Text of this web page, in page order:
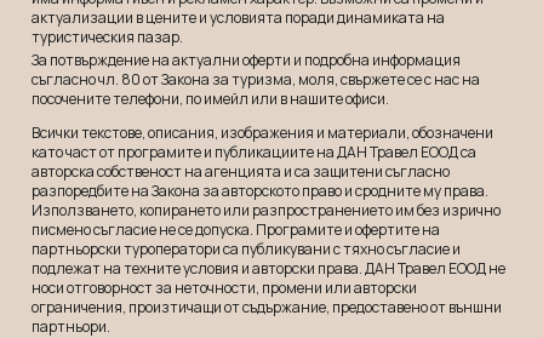
актуализации в цените и условията поради динамиката на
туристическия пазар.
За потвърждение на актуални оферти и подробна информация
съгласно чл. 80 от Закона за туризма, моля, свържете се с нас на
посочените телефони, по имейл или в нашите офиси.
Всички текстове, описания, изображения и материали, обозначени
като част от програмите и публикациите на ДАН Травел ЕООД са
авторска собственост на агенцията и са защитени съгласно
разпоредбите на Закона за авторското право и сродните му права.
Използването, копирането или разпространението им без изрично
писмено съгласие не се допуска. Програмите и офертите на
партньорски туроператори са публикувани с тяхно съгласие и
подлежат на техните условия и авторски права. ДАН Травел ЕООД не
носи отговорност за неточности, промени или авторски
ограничения, произтичащи от съдържание, предоставено от външни
партньори.